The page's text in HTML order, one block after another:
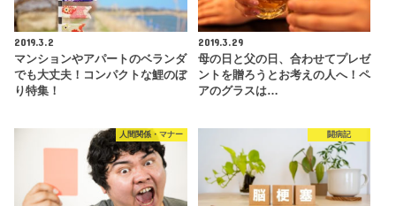
2019.3.2
マンションやアパートのベランダ
でも大丈夫！コンパクトな鯉のぼ
り特集！
2019.3.29
母の日と父の日、合わせてプレゼ
ントを贈ろうとお考えの人へ！ペ
アのグラスは…
人間関係・マナー 闘病記